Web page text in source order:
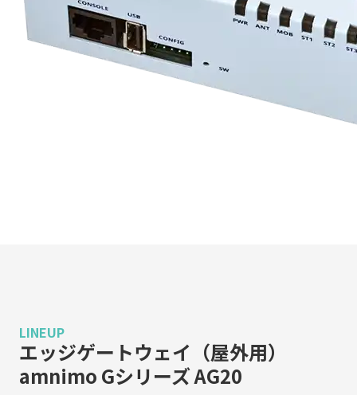
LINEUP
エッジゲートウェイ（屋外用）
amnimo Gシリーズ AG20